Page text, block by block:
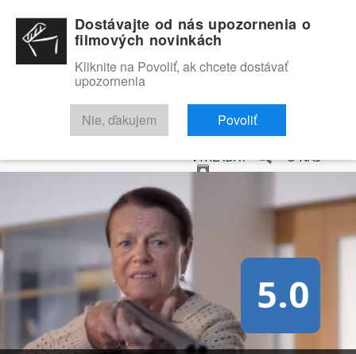
RECENZIE TRAILERY FILMOVÁ DATABÁZA
VYHĽADAŤ O NÁS
5.0
Dostávajte od nás upozornenia o
filmových novinkách
Kliknite na Povoliť, ak chcete dostávať
upozornenia
Nie, ďakujem Povoliť